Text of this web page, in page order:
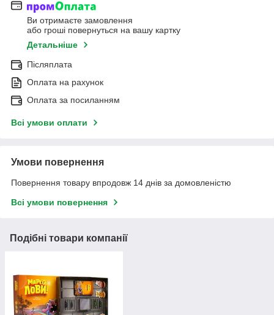
Ви отримаєте замовлення
або гроші повернуться на вашу картку
Детальніше
Післяплата
Оплата на рахунок
Оплата за посиланням
Всі умови оплати
Умови повернення
Повернення товару впродовж 14 днів за домовленістю
Всі умови повернення
Подібні товари компанії